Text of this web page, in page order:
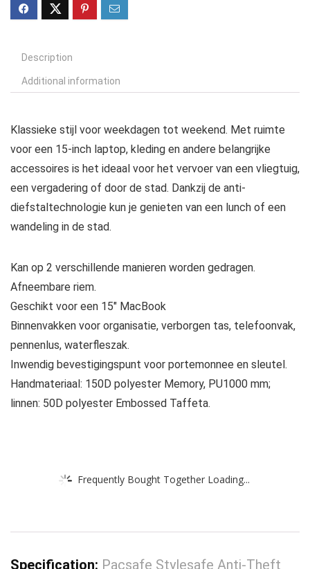
Description
Additional information
Klassieke stijl voor weekdagen tot weekend. Met ruimte
voor een 15-inch laptop, kleding en andere belangrijke
accessoires is het ideaal voor het vervoer van een vliegtuig,
een vergadering of door de stad. Dankzij de anti-
diefstaltechnologie kun je genieten van een lunch of een
wandeling in de stad.
Kan op 2 verschillende manieren worden gedragen.
Afneembare riem.
Geschikt voor een 15″ MacBook
Binnenvakken voor organisatie, verborgen tas, telefoonvak,
pennenlus, waterfleszak.
Inwendig bevestigingspunt voor portemonnee en sleutel.
Handmateriaal: 150D polyester Memory, PU1000 mm;
linnen: 50D polyester Embossed Taffeta.
Frequently Bought Together Loading...
Specification: Pacsafe Stylesafe Anti-Theft